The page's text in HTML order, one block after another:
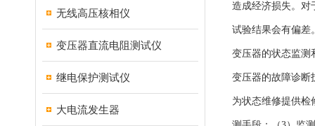
无线高压核相仪
变压器直流电阻测试仪
继电保护测试仪
大电流发生器
造成经济损失。对
试验结果会有偏差
变压器的状态监测
变压器的故障诊断
为状态维修提供检